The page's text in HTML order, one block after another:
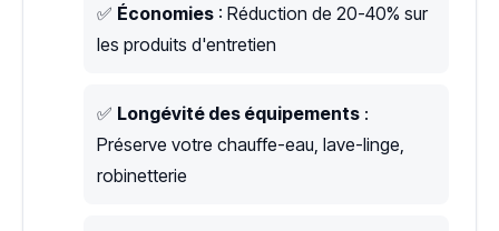
✅ Économies : Réduction de 20-40% sur
les produits d'entretien
✅ Longévité des équipements :
Préserve votre chauffe-eau, lave-linge,
robinetterie